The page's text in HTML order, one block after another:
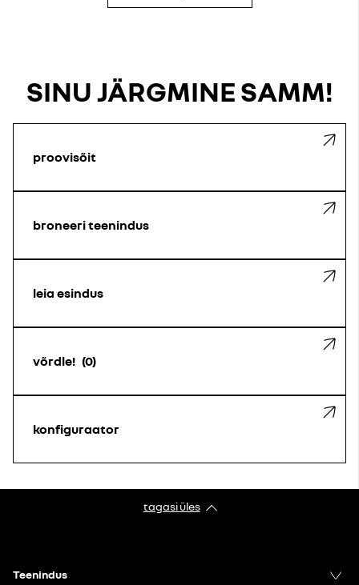
SINU JÄRGMINE SAMM!
proovisõit
broneeri teenindus
leia esindus
võrdle! 0
konfiguraator
tagasi üles
Teenindus